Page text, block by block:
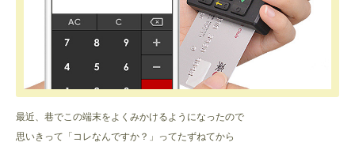
最近、巷でこの端末をよくみかけるようになったので
思いきって「コレなんですか？」ってたずねてから